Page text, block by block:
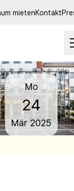
mietenKontakt
Mo
24
Mär 2025